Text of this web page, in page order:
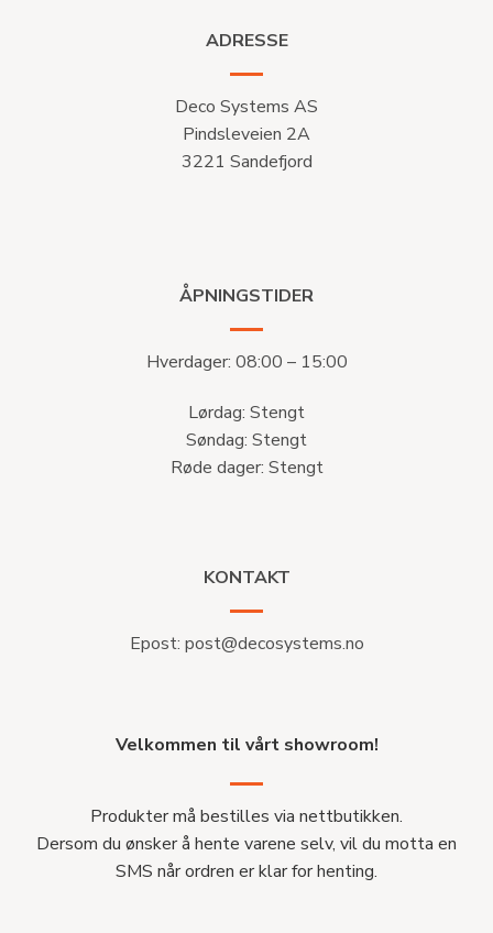
ADRESSE
Deco Systems AS
Pindsleveien 2A
3221 Sandefjord
ÅPNINGSTIDER
Hverdager: 08:00 – 15:00
Lørdag: Stengt
Søndag: Stengt
Røde dager: Stengt
KONTAKT
Epost: post@decosystems.no
Velkommen til vårt showroom!
Produkter må bestilles via nettbutikken.
Dersom du ønsker å hente varene selv, vil du motta en
SMS når ordren er klar for henting.